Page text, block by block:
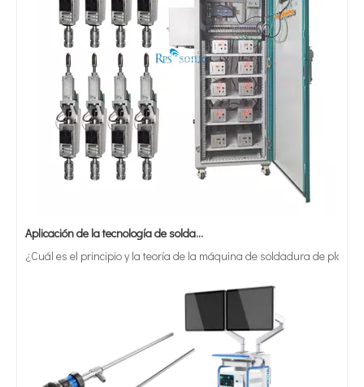
¿Cuál es el principio y la teoría de la máquina de soldadura de